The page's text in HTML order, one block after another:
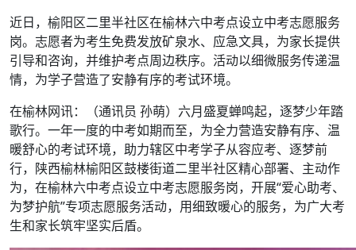
近日，榆阳区二里半社区在榆林六中考点设立中考志愿服务
岗。志愿者为考生免费发放矿泉水、应急文具，为家长提供
引导和咨询，并维护考点周边秩序。活动以细微服务传递温
情，为学子营造了安静有序的考试环境。
在榆林网讯：（通讯员 孙萌）六月盛夏蝉鸣起，逐梦少年踏
歌行。一年一度的中考如期而至，为全力营造安静有序、温
暖舒心的考试环境，助力辖区中考学子从容应考、逐梦前
行，陕西榆林榆阳区鼓楼街道二里半社区精心部署、主动作
为，在榆林六中考点设立中考志愿服务岗，开展“爱心助考、
为梦护航”专项志愿服务活动，用细致暖心的服务，为广大考
生和家长筑牢坚实后盾。